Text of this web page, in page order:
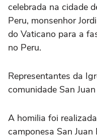
celebrada na cidade
Peru, monsenhor
do Vaticano para a
no Peru.
Representantes da
comunidade San
A homilia foi
camponesa San